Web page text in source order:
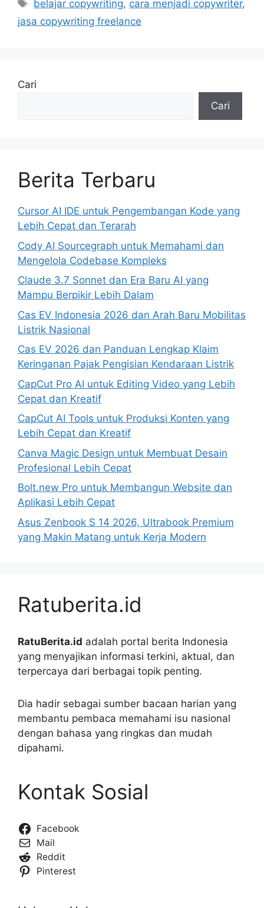
belajar copywriting, cara menjadi copywriter,
jasa copywriting freelance
Cari
Cari
Berita Terbaru
Cursor AI IDE untuk Pengembangan Kode yang
Lebih Cepat dan Terarah
Cody AI Sourcegraph untuk Memahami dan
Mengelola Codebase Kompleks
Claude 3.7 Sonnet dan Era Baru AI yang
Mampu Berpikir Lebih Dalam
Cas EV Indonesia 2026 dan Arah Baru Mobilitas
Listrik Nasional
Cas EV 2026 dan Panduan Lengkap Klaim
Keringanan Pajak Pengisian Kendaraan Listrik
CapCut Pro AI untuk Editing Video yang Lebih
Cepat dan Kreatif
CapCut AI Tools untuk Produksi Konten yang
Lebih Cepat dan Kreatif
Canva Magic Design untuk Membuat Desain
Profesional Lebih Cepat
Bolt.new Pro untuk Membangun Website dan
Aplikasi Lebih Cepat
Asus Zenbook S 14 2026, Ultrabook Premium
yang Makin Matang untuk Kerja Modern
Ratuberita.id
RatuBerita.id adalah portal berita Indonesia
yang menyajikan informasi terkini, aktual, dan
terpercaya dari berbagai topik penting.
Dia hadir sebagai sumber bacaan harian yang
membantu pembaca memahami isu nasional
dengan bahasa yang ringkas dan mudah
dipahami.
Kontak Sosial
Facebook
Mail
Reddit
Pinterest